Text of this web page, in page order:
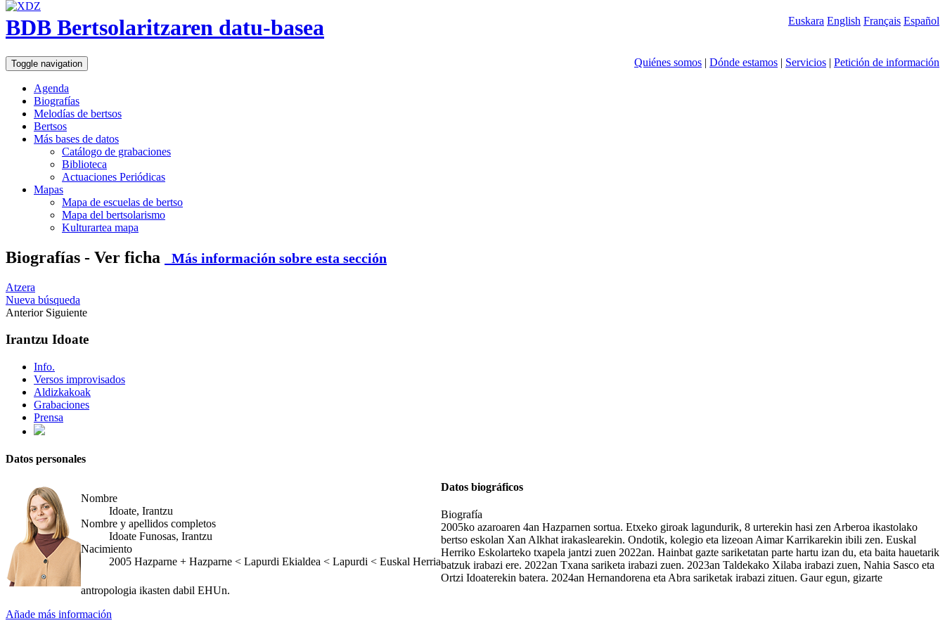
Euskara English Français Español
BDB Bertsolaritzaren datu-basea
Quiénes somos | Dónde estamos | Servicios | Petición de información
Toggle navigation
Agenda
Biografías
Melodías de bertsos
Bertsos
Más bases de datos
Catálogo de grabaciones
Biblioteca
Actuaciones Periódicas
Mapas
Mapa de escuelas de bertso
Mapa del bertsolarismo
Kulturartea mapa
Biografías - Ver ficha Más información sobre esta sección
Atzera
Nueva búsqueda
Anterior Siguiente
Irantzu Idoate
Info.
Versos improvisados
Aldizkakoak
Grabaciones
Prensa
Datos personales
Nombre
Idoate, Irantzu
Nombre y apellidos completos
Idoate Funosas, Irantzu
Nacimiento
2005 Hazparne + Hazparne < Lapurdi Ekialdea < Lapurdi < Euskal Herria
Datos biográficos
Biografía
2005ko azaroaren 4an Hazparnen sortua. Etxeko giroak lagundurik, 8 urterekin hasi zen Arberoa ikastolako
bertso eskolan Xan Alkhat irakaslearekin. Ondotik, kolegio eta lizeoan Aimar Karrikarekin ibili zen. Euskal
Herriko Eskolarteko txapela jantzi zuen 2022an. Hainbat gazte sariketatan parte hartu izan du, eta baita hauetarik
batzuk irabazi ere. 2022an Txana sariketa irabazi zuen. 2023an Taldekako Xilaba irabazi zuen, Nahia Sasco eta
Ortzi Idoaterekin batera. 2024an Hernandorena eta Abra sariketak irabazi zituen. Gaur egun, gizarte
antropologia ikasten dabil EHUn.
Añade más información